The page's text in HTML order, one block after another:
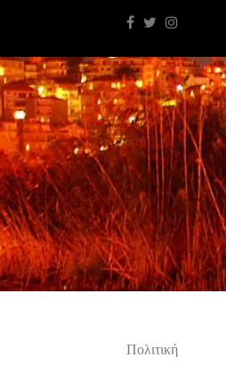
Πολιτική